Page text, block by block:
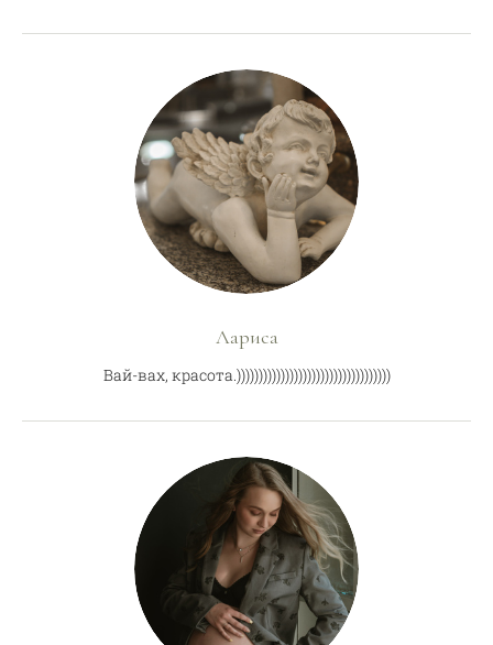
Лариса
Вай-вах, красота.)))))))))))))))))))))))))))))))))))